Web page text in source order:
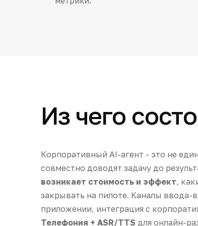
Из чего
Корпоративный AI-агент - это не
совместно доводят задачу до
возникает стоимость и эффект,
закрывать на пилоте. Каналы ввода-
приложении, интеграция с
Телефония + ASR/TTS для онлайн-